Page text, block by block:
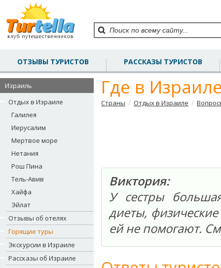
ОТЗЫВЫ ТУРИСТОВ РАССКАЗЫ ТУРИСТОВ
Израиль
Отдых в Израиле
Галилея
Иерусалим
Мертвое море
Нетания
Рош Пина
Тель-Авив
Хайфа
Эйлат
Отзывы об отелях
Горящие туры
Экскурсии в Израиле
Рассказы об Израиле
Где в
Страны / Отдых в Израиле /
Виктория:
У сестры
диеты,
ей не помогают.